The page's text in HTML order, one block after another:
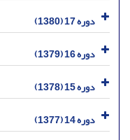
دوره 17 (1380)
دوره 16 (1379)
دوره 15 (1378)
دوره 14 (1377)